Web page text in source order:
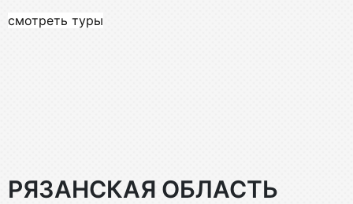
смотреть туры
РЯЗАНСКАЯ ОБЛАСТЬ